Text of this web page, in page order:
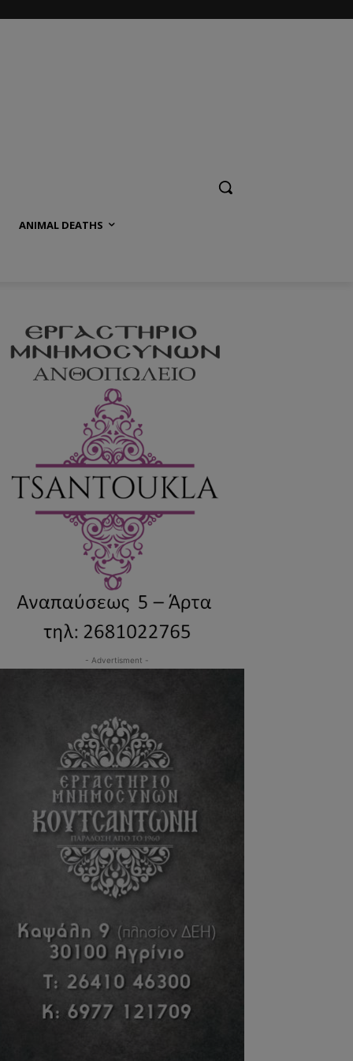
ANIMAL DEATHS
- Advertisment -